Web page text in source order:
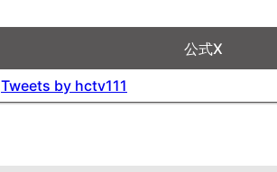
公式X
Tweets by hctv111